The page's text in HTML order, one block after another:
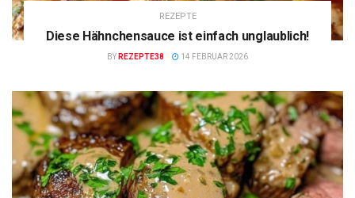
REZEPTE
Diese Hähnchensauce ist einfach unglaublich!
BY REZEPTE38 14 FEBRUAR 2026